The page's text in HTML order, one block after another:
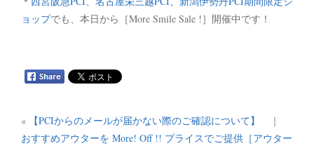
ョップでも、本日から［More Smile Sale !］開催中です！
« 【PCIからのメールが届かない際のご確認について】
｜
おすすめアウターを More! Off !! プライスでご提供［アウター